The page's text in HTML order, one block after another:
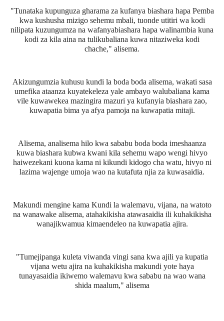
"Tunataka kupunguza gharama za kufanya biashara hapa Pemba
kwa kushusha mizigo sehemu mbali, tuonde utitiri wa kodi
nilipata kuzungumza na wafanyabiashara hapa walinambia kuna
kodi za kila aina na tulikubaliana kuwa nitaziweka kodi
chache," alisema.
Akizungumzia kuhusu kundi la boda boda alisema, wakati sasa
umefika ataanza kuyatekeleza yale ambayo walubaliana kama
vile kuwawekea mazingira mazuri ya kufanyia biashara zao,
kuwapatia bima ya afya pamoja na kuwapatia mitaji.
Alisema, analisema hilo kwa sababu boda boda imeshaanza
kuwa biashara kubwa kwani kila sehemu wapo wengi hivyo
haiwezekani kuona kama ni kikundi kidogo cha watu, hivyo ni
lazima wajenge umoja wao na kutafuta njia za kuwasaidia.
Makundi mengine kama Kundi la walemavu, vijana, na watoto
na wanawake alisema, atahakikisha atawasaidia ili kuhakikisha
wanajikwamua kimaendeleo na kuwapatia ajira.
"Tumejipanga kuleta viwanda vingi sana kwa ajili ya kupatia
vijana wetu ajira na kuhakikisha makundi yote haya
tunayasaidia ikiwemo walemavu kwa sababu na wao wana
shida maalum," alisema